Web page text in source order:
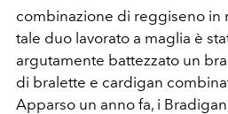
combinazione di reggiseno in
tale duo lavorato a maglia è
argutamente battezzato un
di bralette e cardigan
Apparso un anno fa, i